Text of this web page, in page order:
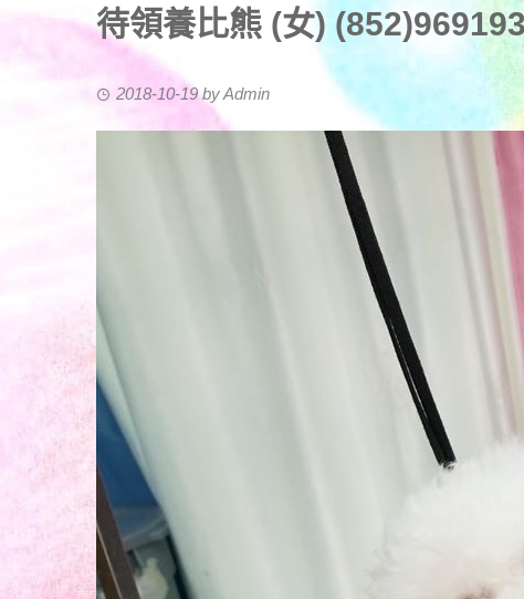
待領養比熊 (女)
2018-10-19byAdmin